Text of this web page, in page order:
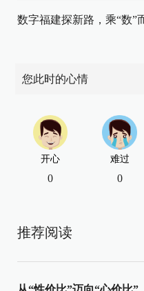
数字福建探新路，乘“数”
您此时的心情
开心
0
难过
0
推荐阅读